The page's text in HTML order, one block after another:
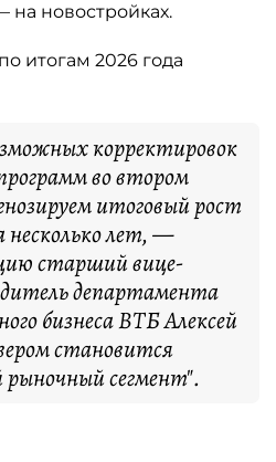
на новостройках.
итогам 2026 года
корректировок
во втором
итоговый рост
несколько лет, —
старший вице-
департамента
бизнеса ВТБ Алексей
становится
рыночный сегмент".